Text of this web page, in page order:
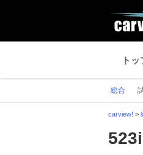
トッ
総合
carview! >